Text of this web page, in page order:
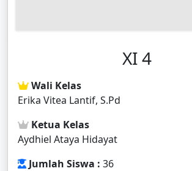
XI 4
Wali Kelas
Erika Vitea Lantif, S.Pd
Ketua Kelas
Aydhiel Ataya Hidayat
Jumlah Siswa : 36